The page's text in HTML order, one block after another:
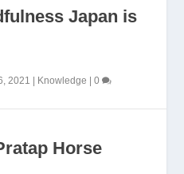
Japan is
2021 Knowledge |0
Horse